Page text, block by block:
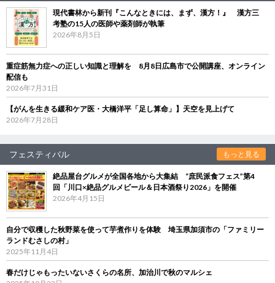
現代書林から新刊『こんなときには、まず、漢方！』 漢方三
考塾の15人の医師や薬剤師が執筆
2026年8月5日
重症筋無力症への正しい知識と理解を 8月8日広島市で公開講座、オンライン
配信も
2026年7月31日
【がんを生きる緩和ケア医・大橋洋平「足し算命」】天空を見上げて
2026年7月28日
フェスティバル もっと見る
絶品屋台グルメが全国各地から大集結 “庶民派食フェス”第4
回「川口×絶品グルメビール＆日本酒祭り2026」を開催
2026年4月15日
自分で収穫した秋野菜を使って芋煮作りを体験 埼玉県加須市の「ファミリー
ランドむさしの村」
2025年11月4日
春だけじゃもったいないさくらの名所、加治川で秋のマルシェ